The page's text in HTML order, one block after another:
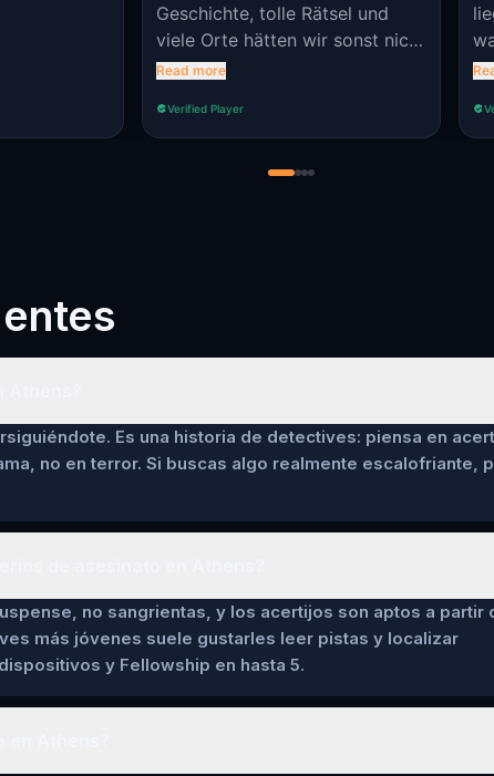
Geschichte, tolle Rätsel und
viele Orte hätten wir sonst nicht
gesehen
Read more
Verified Player
Es una historia de detectives: piensa en
no en terror. Si buscas algo realmente escalofriante,
no sangrientas, y los acertijos son aptos a partir
más jóvenes suele gustarles leer pistas y localizar
y Fellowship en hasta 5.